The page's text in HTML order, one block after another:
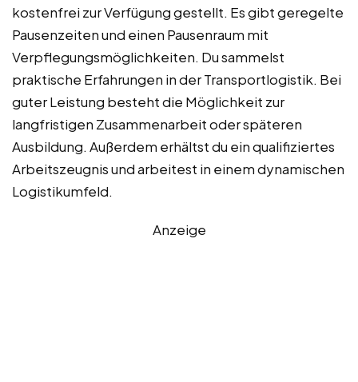
kostenfrei zur Verfügung gestellt. Es gibt geregelte
Pausenzeiten und einen Pausenraum mit
Verpflegungsmöglichkeiten. Du sammelst
praktische Erfahrungen in der Transportlogistik. Bei
guter Leistung besteht die Möglichkeit zur
langfristigen Zusammenarbeit oder späteren
Ausbildung. Außerdem erhältst du ein qualifiziertes
Arbeitszeugnis und arbeitest in einem dynamischen
Logistikumfeld.
Anzeige